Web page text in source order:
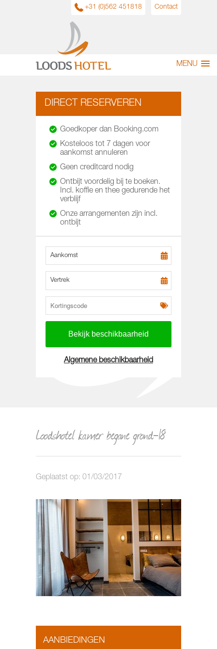
MENU
+31 (0)562 451818 Contact
DIRECT RESERVEREN
Goedkoper dan Booking.com
Kosteloos tot 7 dagen voor
aankomst annuleren
Geen creditcard nodig
Ontbijt voordelig bij te boeken.
Incl. koffie en thee gedurende het
verblijf
Onze arrangementen zijn incl.
ontbijt
Aankomst
Vertrek
Algemene beschikbaarheid
Loodshotel kamer begane grond-18
Geplaatst op: 01/03/2017
AANBIEDINGEN